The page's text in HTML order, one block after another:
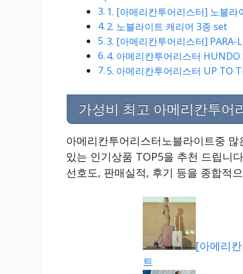
1. [아메리칸투어리스터] 노블라
2. 노블라이트 캐리어 3종 set
3. [아메리칸투어리스터] PARA-
4. 아메리칸투어리스터 HUNDO
5. 아메리칸투어리스터 UP TO
가성비 최고 아메리칸투어
아메리칸투어리스터노블라이트중
있는 인기상품 TOP5을 추천 드립니
선호도, 판매실적, 후기 등을 종합적
[아메리
트